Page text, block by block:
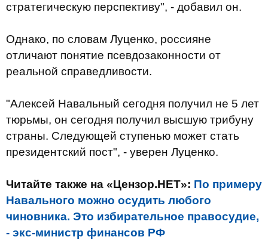
стратегическую перспективу", - добавил он.
Однако, по словам Луценко, россияне
отличают понятие псевдозаконности от
реальной справедливости.
"Алексей Навальный сегодня получил не 5 лет
тюрьмы, он сегодня получил высшую трибуну
страны. Следующей ступенью может стать
президентский пост", - уверен Луценко.
Читайте также на «Цензор.НЕТ»: По примеру
Навального можно осудить любого
чиновника. Это избирательное правосудие,
- экс-министр финансов РФ